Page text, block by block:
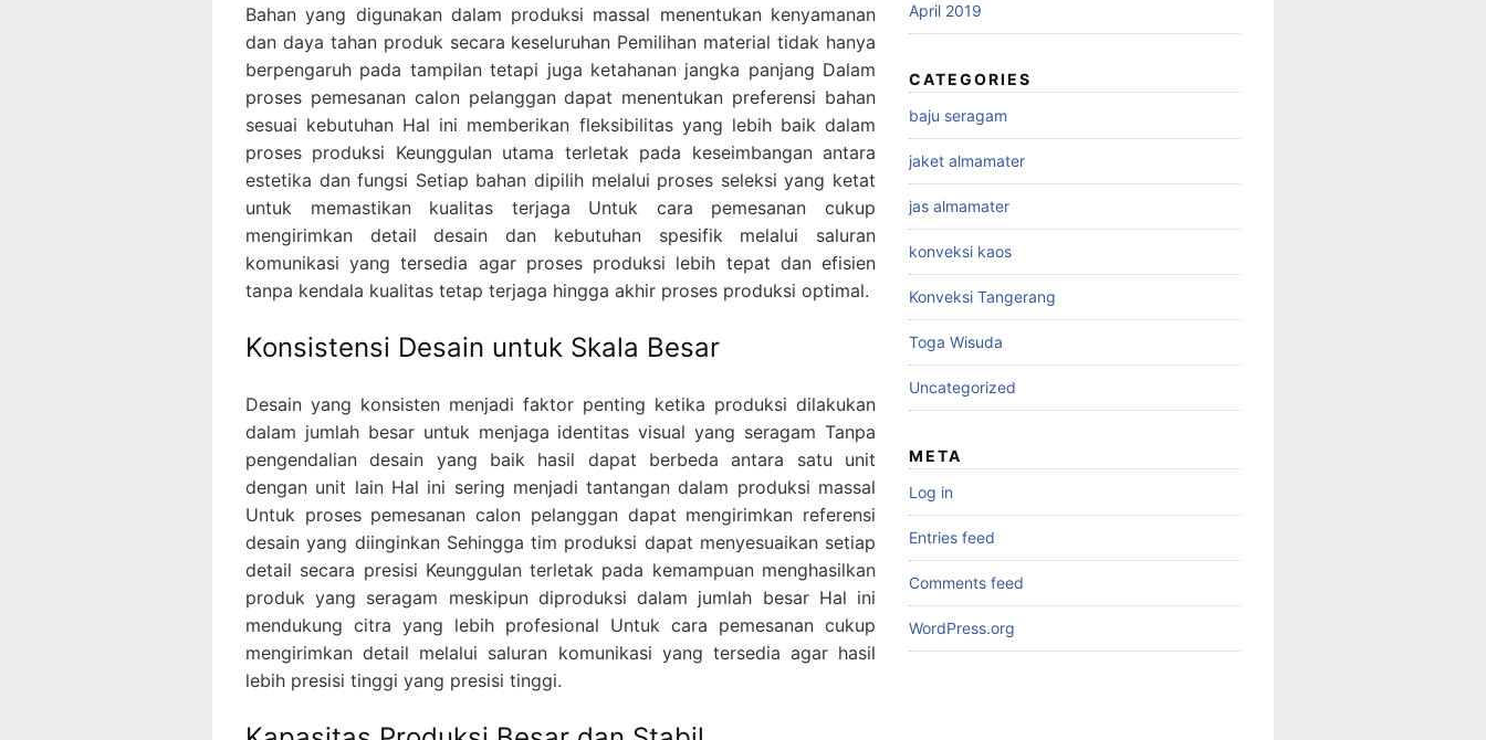
Bahan yang digunakan dalam produksi massal menentukan kenyamanan
dan daya tahan produk secara keseluruhan Pemilihan material tidak hanya
berpengaruh pada tampilan tetapi juga ketahanan jangka panjang Dalam
proses pemesanan calon pelanggan dapat menentukan preferensi bahan
sesuai kebutuhan Hal ini memberikan fleksibilitas yang lebih baik dalam
proses produksi Keunggulan utama terletak pada keseimbangan antara
estetika dan fungsi Setiap bahan dipilih melalui proses seleksi yang ketat
untuk memastikan kualitas terjaga Untuk cara pemesanan cukup
mengirimkan detail desain dan kebutuhan spesifik melalui saluran
komunikasi yang tersedia agar proses produksi lebih tepat dan efisien
tanpa kendala kualitas tetap terjaga hingga akhir proses produksi optimal.
Konsistensi Desain untuk Skala Besar
Desain yang konsisten menjadi faktor penting ketika produksi dilakukan
dalam jumlah besar untuk menjaga identitas visual yang seragam Tanpa
pengendalian desain yang baik hasil dapat berbeda antara satu unit
dengan unit lain Hal ini sering menjadi tantangan dalam produksi massal
Untuk proses pemesanan calon pelanggan dapat mengirimkan referensi
desain yang diinginkan Sehingga tim produksi dapat menyesuaikan setiap
detail secara presisi Keunggulan terletak pada kemampuan menghasilkan
produk yang seragam meskipun diproduksi dalam jumlah besar Hal ini
mendukung citra yang lebih profesional Untuk cara pemesanan cukup
mengirimkan detail melalui saluran komunikasi yang tersedia agar hasil
lebih presisi tinggi yang presisi tinggi.
April 2019
CATEGORIES
baju seragam
jaket almamater
jas almamater
konveksi kaos
Konveksi Tangerang
Toga Wisuda
Uncategorized
META
Log in
Entries feed
Comments feed
WordPress.org